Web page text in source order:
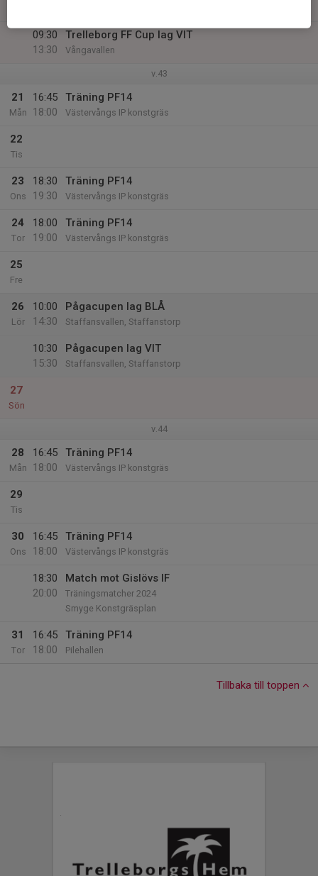
09:30
13:30
Trelleborg FF Cup lag VIT
Vångavallen
v.43
21
Mån
16:45
18:00
Träning PF14
Västervångs IP konstgräs
22
Tis
23
Ons
18:30
19:30
Träning PF14
Västervångs IP konstgräs
24
Tor
18:00
19:00
Träning PF14
Västervångs IP konstgräs
25
Fre
26
Lör
10:00
14:30
Pågacupen lag BLÅ
Staffansvallen, Staffanstorp
10:30
15:30
Pågacupen lag VIT
Staffansvallen, Staffanstorp
27
Sön
v.44
28
Mån
16:45
18:00
Träning PF14
Västervångs IP konstgräs
29
Tis
30
Ons
16:45
18:00
Träning PF14
Västervångs IP konstgräs
18:30
20:00
Match mot Gislövs IF
Träningsmatcher 2024
Smyge Konstgräsplan
31
Tor
16:45
18:00
Träning PF14
Pilehallen
Tillbaka till toppen